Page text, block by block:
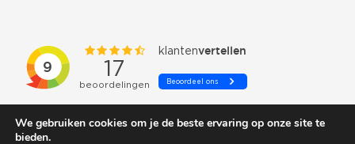
We gebruiken cookies om je de beste ervaring op onze site te
bieden.